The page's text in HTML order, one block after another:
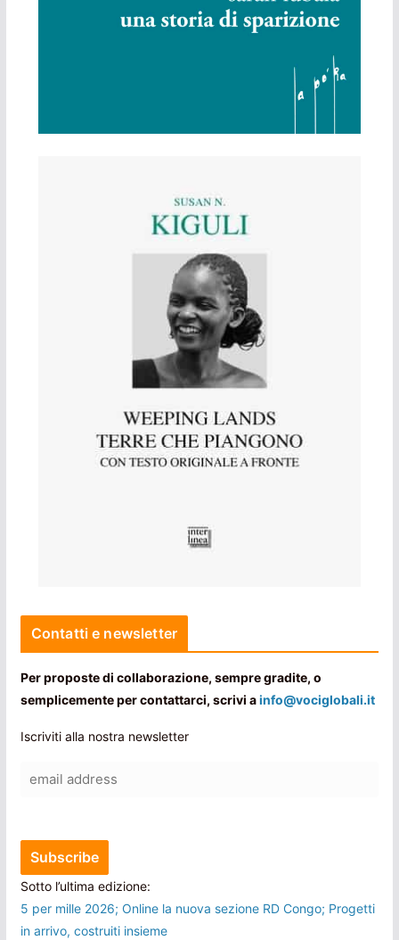
Contatti e newsletter
Per proposte di collaborazione, sempre gradite, o
semplicemente per contattarci, scrivi ainfo@vociglobali.it
Iscriviti alla nostra newsletter
Sotto l’ultima edizione:
5 per mille 2026; Online la nuova sezione RD Congo; Progetti
in arrivo, costruiti insieme